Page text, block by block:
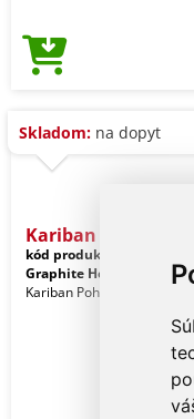
Skladom: na dopyt
Kariban Bio150ic
kód produktu:
Graphite Heather
Kariban Pohlavie: Muži